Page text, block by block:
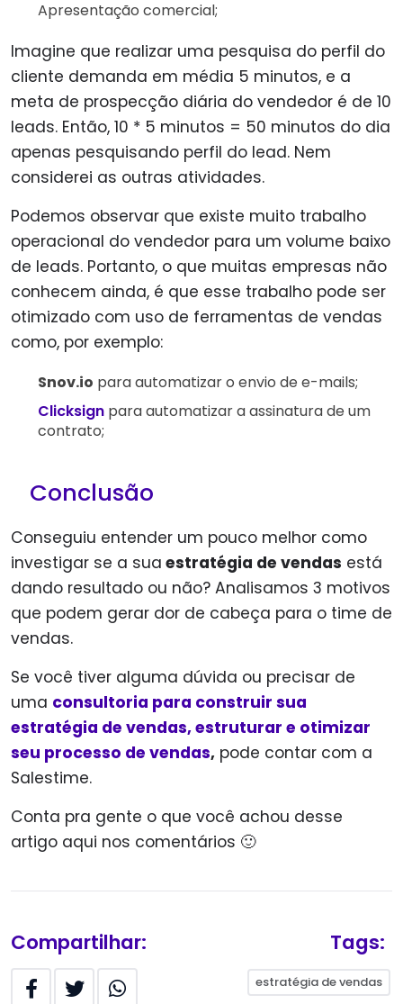
Apresentação comercial;
Imagine que realizar uma pesquisa do perfil do
cliente demanda em média 5 minutos, e a
meta de prospecção diária do vendedor é de 10
leads. Então, 10 * 5 minutos = 50 minutos do dia
apenas pesquisando perfil do lead. Nem
considerei as outras atividades.
Podemos observar que existe muito trabalho
operacional do vendedor para um volume baixo
de leads. Portanto, o que muitas empresas não
conhecem ainda, é que esse trabalho pode ser
otimizado com uso de ferramentas de vendas
como, por exemplo:
Snov.io para automatizar o envio de e-mails;
Clicksign para automatizar a assinatura de um
contrato;
Conclusão
Conseguiu entender um pouco melhor como
investigar se a sua estratégia de vendas está
dando resultado ou não? Analisamos 3 motivos
que podem gerar dor de cabeça para o time de
vendas.
Se você tiver alguma dúvida ou precisar de
uma consultoria para construir sua
estratégia de vendas, estruturar e otimizar
seu processo de vendas, pode contar com a
Salestime.
Conta pra gente o que você achou desse
artigo aqui nos comentários 🙂
Compartilhar: Tags:
estratégia de vendas